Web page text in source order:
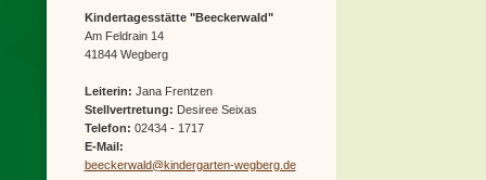
Kindertagesstätte "Beeckerwald"
Am Feldrain 14
41844 Wegberg
Leiterin: Jana Frentzen
Stellvertretung: Desiree Seixas
Telefon: 02434 - 1717
E-Mail:
beeckerwald@kindergarten-wegberg.de